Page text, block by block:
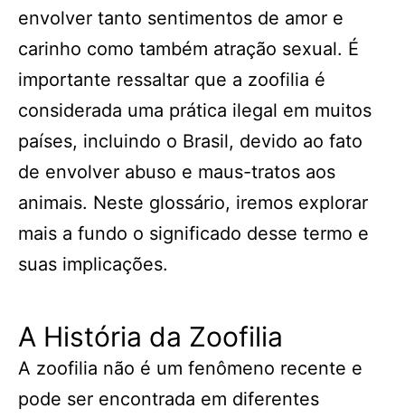
envolver tanto sentimentos de amor e
carinho como também atração sexual. É
importante ressaltar que a zoofilia é
considerada uma prática ilegal em muitos
países, incluindo o Brasil, devido ao fato
de envolver abuso e maus-tratos aos
animais. Neste glossário, iremos explorar
mais a fundo o significado desse termo e
suas implicações.
A História da Zoofilia
A zoofilia não é um fenômeno recente e
pode ser encontrada em diferentes